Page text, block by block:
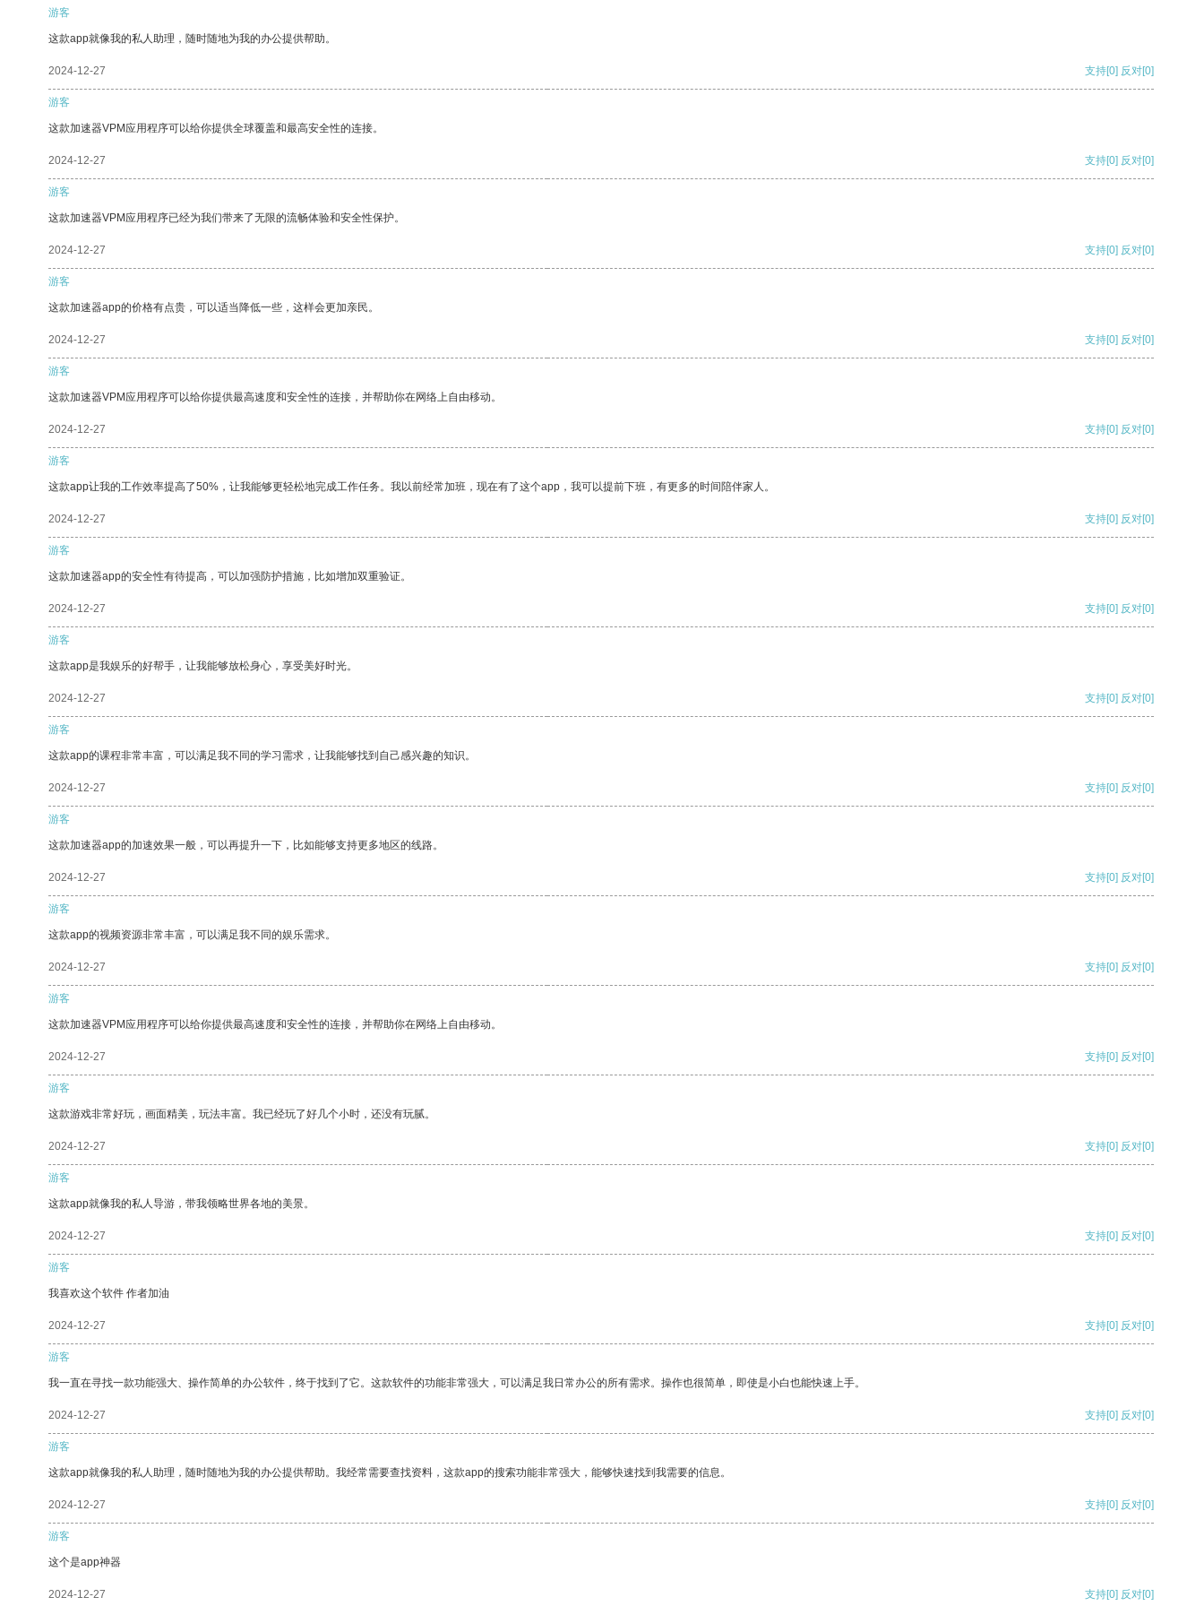
游客
这款app就像我的私人助理，随时随地为我的办公提供帮助。
2024-12-27 支持[0] 反对[0]
游客
这款加速器VPM应用程序可以给你提供全球覆盖和最高安全性的连接。
2024-12-27 支持[0] 反对[0]
游客
这款加速器VPM应用程序已经为我们带来了无限的流畅体验和安全性保护。
2024-12-27 支持[0] 反对[0]
游客
这款加速器app的价格有点贵，可以适当降低一些，这样会更加亲民。
2024-12-27 支持[0] 反对[0]
游客
这款加速器VPM应用程序可以给你提供最高速度和安全性的连接，并帮助你在网络上自由移动。
2024-12-27 支持[0] 反对[0]
游客
这款app让我的工作效率提高了50%，让我能够更轻松地完成工作任务。我以前经常加班，现在有了这个app，我可以提前下班，有更多的时间陪伴家人。
2024-12-27 支持[0] 反对[0]
游客
这款加速器app的安全性有待提高，可以加强防护措施，比如增加双重验证。
2024-12-27 支持[0] 反对[0]
游客
这款app是我娱乐的好帮手，让我能够放松身心，享受美好时光。
2024-12-27 支持[0] 反对[0]
游客
这款app的课程非常丰富，可以满足我不同的学习需求，让我能够找到自己感兴趣的知识。
2024-12-27 支持[0] 反对[0]
游客
这款加速器app的加速效果一般，可以再提升一下，比如能够支持更多地区的线路。
2024-12-27 支持[0] 反对[0]
游客
这款app的视频资源非常丰富，可以满足我不同的娱乐需求。
2024-12-27 支持[0] 反对[0]
游客
这款加速器VPM应用程序可以给你提供最高速度和安全性的连接，并帮助你在网络上自由移动。
2024-12-27 支持[0] 反对[0]
游客
这款游戏非常好玩，画面精美，玩法丰富。我已经玩了好几个小时，还没有玩腻。
2024-12-27 支持[0] 反对[0]
游客
这款app就像我的私人导游，带我领略世界各地的美景。
2024-12-27 支持[0] 反对[0]
游客
我喜欢这个软件 作者加油
2024-12-27 支持[0] 反对[0]
游客
我一直在寻找一款功能强大、操作简单的办公软件，终于找到了它。这款软件的功能非常强大，可以满足我日常办公的所有需求。操作也很简单，即使是小白也能快速上手。
2024-12-27 支持[0] 反对[0]
游客
这款app就像我的私人助理，随时随地为我的办公提供帮助。我经常需要查找资料，这款app的搜索功能非常强大，能够快速找到我需要的信息。
2024-12-27 支持[0] 反对[0]
游客
这个是app神器
2024-12-27 支持[0] 反对[0]